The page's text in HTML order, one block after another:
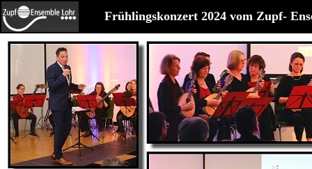
Frühlingskonzert 2024 vom Zupf-